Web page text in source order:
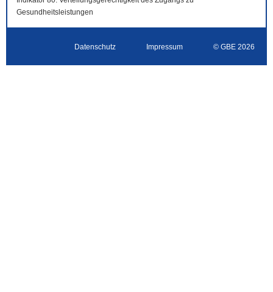
Gesundheitsleistungen
Datenschutz Impressum © GBE 2026